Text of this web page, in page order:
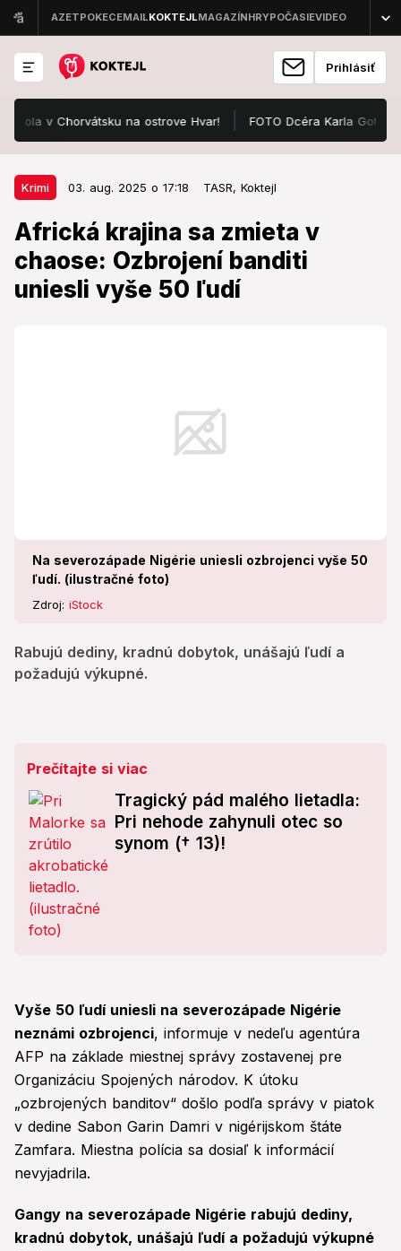
Prihlásiť
Chorvátsku na ostrove Hvar! FOTO Dcéra Karla Gotta
Krimi 03. aug. 2025 o 17:18 TASR, Koktejl
Africká krajina sa zmieta v
chaose: Ozbrojení banditi
uniesli vyše 50 ľudí
Na severozápade Nigérie uniesli ozbrojenci vyše 50
ľudí. (ilustračné foto)
Zdroj: iStock
Rabujú dediny, kradnú dobytok, unášajú ľudí a
požadujú výkupné.
Krimi 03. aug. 2025 o 17:18
Africká krajina sa zmieta v
chaose: Ozbrojení banditi uniesli
vyše 50 ľudí
Prečítajte si viac
Tragický pád malého lietadla:
Pri nehode zahynuli otec so
synom († 13)!
Vyše 50 ľudí uniesli na severozápade Nigérie
neznámi ozbrojenci, informuje v nedeľu agentúra
AFP na základe miestnej správy zostavenej pre
Organizáciu Spojených národov. K útoku
„ozbrojených banditov“ došlo podľa správy v piatok
v dedine Sabon Garin Damri v nigérijskom štáte
Zamfara. Miestna polícia sa dosiaľ k informácií
nevyjadrila.
Gangy na severozápade Nigérie rabujú dediny,
kradnú dobytok, unášajú ľudí a požadujú výkupné